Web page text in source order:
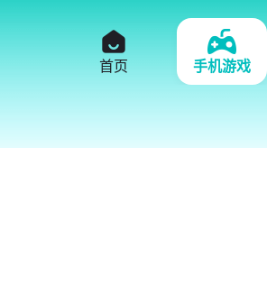
首页 手机游戏